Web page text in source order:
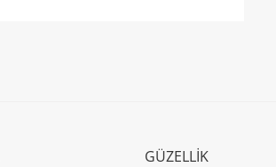
GÜZELLİK